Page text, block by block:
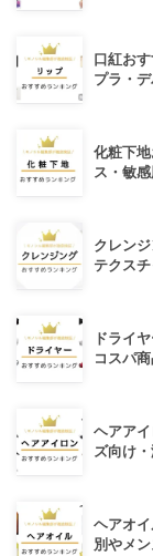
口紅お
プラ・
化粧下
ス・敏
クレン
テクス
ドライ
コスパ商
ヘアア
ズ向け
ヘアオ
別やメン